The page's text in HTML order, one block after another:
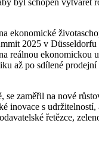
ekonomické
2025 v
reálnou ekonomickou
až po sdílené
zaměřil na nové
inovace s
řetězce,